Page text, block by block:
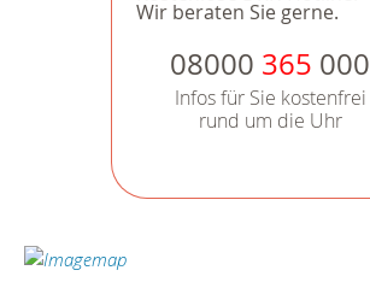
Wir beraten Sie gerne.
08000 365 000
Infos für Sie kostenfrei
rund um die Uhr